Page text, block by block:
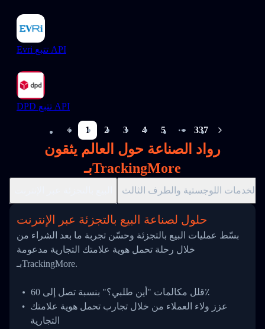
Evri تتبع API
DPD تتبع API
1 2 3 4 5
More pages
337
رواد الصناعة حول العالم يثقون
بـTrackingMore
الخدمات اللوجستية والطرف الثالث
حلول لصناعة البيع بالتجزئة عبر الإنترنت
بسّط عمليات البيع بالتجزئة وحسّن تجربة ما بعد الشراء من
خلال رحلة تحمل هوية علامتك التجارية مدعومة
بـTrackingMore.
قلل مكالمات "أين طلبي؟" بنسبة تصل إلى 60٪
عزز ولاء العملاء من خلال تجارب تحمل هوية علامتك
التجارية